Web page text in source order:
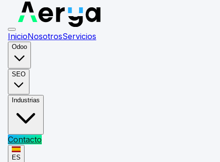
InicioNosotrosServicios
Odoo
SEO
Industrias
Contacto
ES